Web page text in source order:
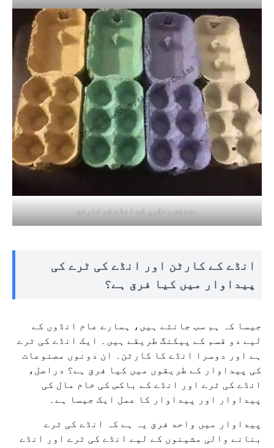
مختلف رنگوں کے انڈے کے کارٹن
انڈے کے کارٹن اور انڈے کی ٹرے کی
پیداوار میں کیا فرق ہے؟
جیسا کہ ہم سب جانتے ہیں، ہمارے عام انڈوں کے
لیے دو قسم کے پیکنگ طریقے ہیں۔ ایک انڈے کی ٹرے
ہے اور دوسرا انڈے کا کارٹن۔ ان دونوں مصنوعات
کی پیداوار کے طریقوں میں کیا فرق ہے؟ دراصل،
انڈے کی ٹرے اور انڈے کے باکس کی خام مال کی
پیداوار اور پیداوار کا عمل ایک جیسا ہے۔
پیداوار میں واحد فرق یہ ہے کہ انڈے کی ٹرے
بنانے والی مشینوں کے لیے انڈے کی ٹرے اور انڈے